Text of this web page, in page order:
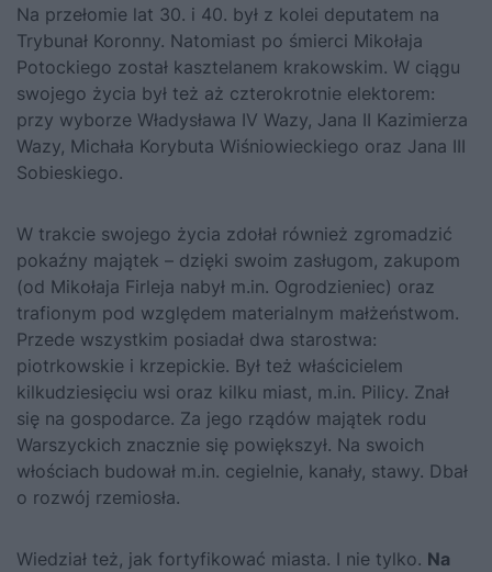
Na przełomie lat 30. i 40. był z kolei deputatem na
Trybunał Koronny. Natomiast po śmierci Mikołaja
Potockiego został kasztelanem krakowskim. W ciągu
swojego życia był też aż czterokrotnie elektorem:
przy wyborze Władysława IV Wazy, Jana II Kazimierza
Wazy, Michała Korybuta Wiśniowieckiego oraz Jana III
Sobieskiego.
W trakcie swojego życia zdołał również zgromadzić
pokaźny majątek – dzięki swoim zasługom, zakupom
(od Mikołaja Firleja nabył m.in. Ogrodzieniec) oraz
trafionym pod względem materialnym małżeństwom.
Przede wszystkim posiadał dwa starostwa:
piotrkowskie i krzepickie. Był też właścicielem
kilkudziesięciu wsi oraz kilku miast, m.in. Pilicy. Znał
się na gospodarce. Za jego rządów majątek rodu
Warszyckich znacznie się powiększył. Na swoich
włościach budował m.in. cegielnie, kanały, stawy. Dbał
o rozwój rzemiosła.
Wiedział też, jak fortyfikować miasta. I nie tylko. Na